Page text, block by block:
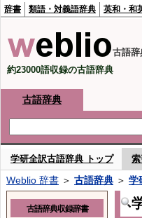
辞書 類語・対義語辞典 英和・和
古語辞
約23000語収録の古語辞典
古語辞典
学研全訳古語辞典 トップ 索
Weblio 辞書 ＞ 古語辞典 ＞ 学
古語辞典収録辞書